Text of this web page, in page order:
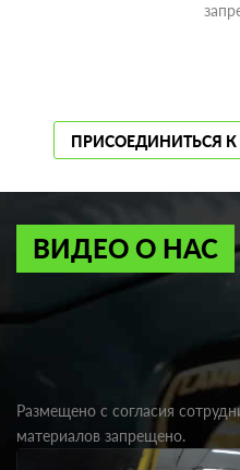
ПРИСОЕДИНИТЬСЯ
ВИДЕО О НАС
Размещено с согласия
материалов запрещено.